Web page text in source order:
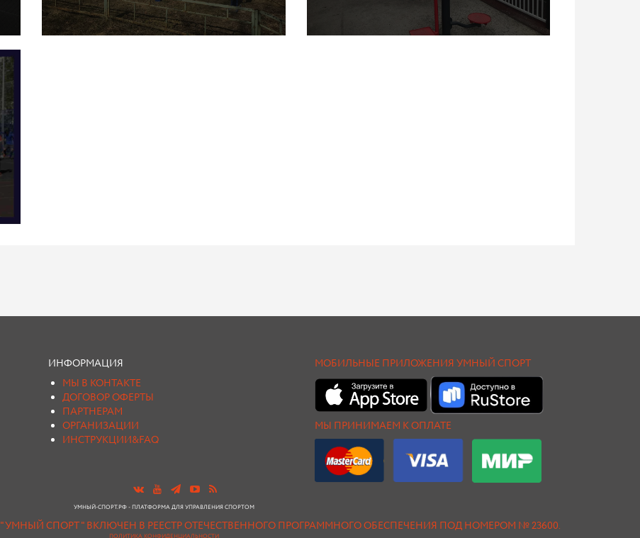
ИНФОРМАЦИЯ
МЫ В КОНТАКТЕ
ДОГОВОР ОФЕРТЫ
ПАРТНЕРАМ
ОРГАНИЗАЦИИ
ИНСТРУКЦИИ&FAQ
МОБИЛЬНЫЕ ПРИЛОЖЕНИЯ УМНЫЙ СПОРТ
МЫ ПРИНИМАЕМ К ОПЛАТЕ
УМНЫЙ-СПОРТ.РФ - ПЛАТФОРМА ДЛЯ УПРАВЛЕНИЯ СПОРТОМ
"УМНЫЙ СПОРТ " ВКЛЮЧЕН В РЕЕСТР ОТЕЧЕСТВЕННОГО ПРОГРАММНОГО ОБЕСПЕЧЕНИЯ ПОД НОМЕРОМ № 23600.
ПОЛИТИКА КОНФИДЕНЦИАЛЬНОСТИ